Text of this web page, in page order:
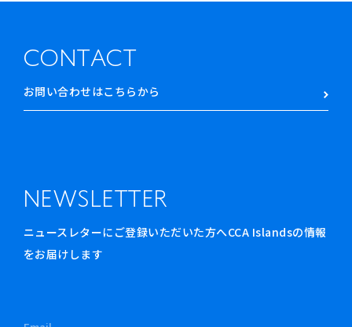
CONTACT
お問い合わせはこちらから
NEWSLETTER
ニュースレターにご登録いただいた方へCCA Islandsの情報
をお届けします